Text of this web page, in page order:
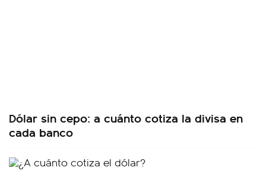
Dólar sin cepo: a cuánto cotiza la divisa en
cada banco